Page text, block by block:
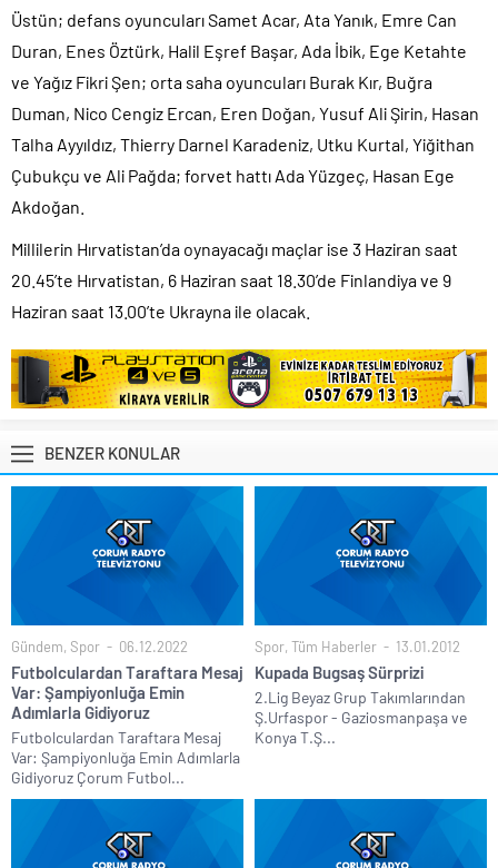
Üstün; defans oyuncuları Samet Acar, Ata Yanık, Emre Can
Duran, Enes Öztürk, Halil Eşref Başar, Ada İbik, Ege Ketahte
ve Yağız Fikri Şen; orta saha oyuncuları Burak Kır, Buğra
Duman, Nico Cengiz Ercan, Eren Doğan, Yusuf Ali Şirin, Hasan
Talha Ayyıldız, Thierry Darnel Karadeniz, Utku Kurtal, Yiğithan
Çubukçu ve Ali Pağda; forvet hattı Ada Yüzgeç, Hasan Ege
Akdoğan.
Millilerin Hırvatistan’da oynayacağı maçlar ise 3 Haziran saat
20.45’te Hırvatistan, 6 Haziran saat 18.30’de Finlandiya ve 9
Haziran saat 13.00’te Ukrayna ile olacak.
BENZER KONULAR
Gündem, Spor 06.12.2022
Futbolculardan Taraftara Mesaj
Var: Şampiyonluğa Emin
Adımlarla Gidiyoruz
Futbolculardan Taraftara Mesaj
Var: Şampiyonluğa Emin Adımlarla
Gidiyoruz Çorum Futbol...
Spor, Tüm Haberler 13.01.2012
Kupada Bugsaş Sürprizi
2.Lig Beyaz Grup Takımlarından
Ş.Urfaspor - Gaziosmanpaşa ve
Konya T.Ş...